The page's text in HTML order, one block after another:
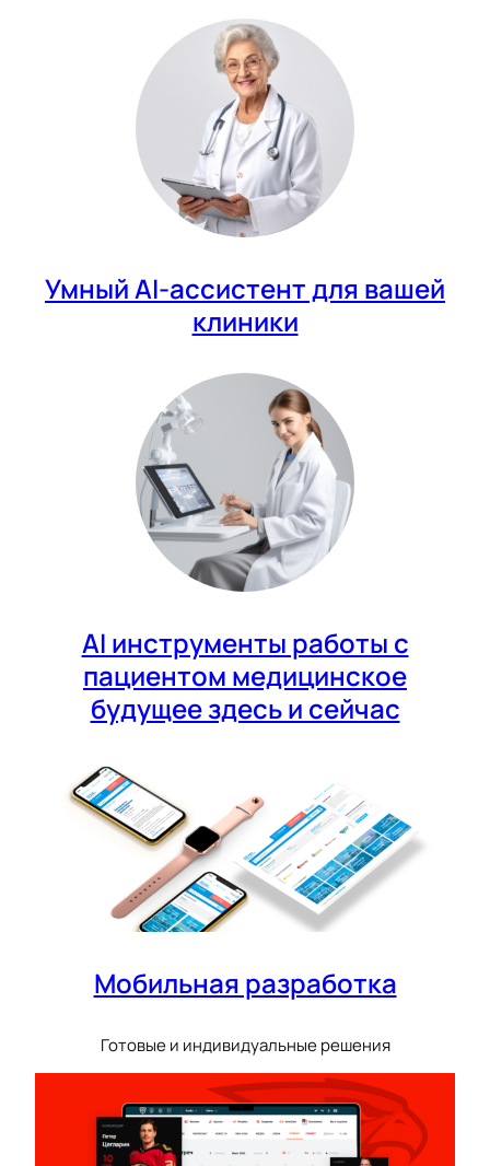
Умный AI-ассистент для вашей
клиники
AI инструменты работы с
пациентом медицинское
будущее здесь и сейчас
Мобильная разработка
Готовые и индивидуальные решения